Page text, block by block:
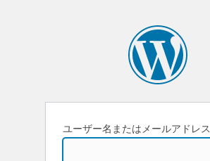
ユーザー名またはメールアドレス